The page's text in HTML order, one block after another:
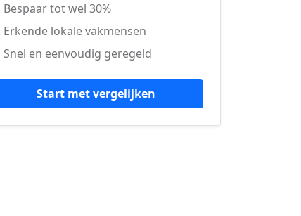
Bespaar tot wel 30%
Erkende lokale vakmensen
Snel en eenvoudig geregeld
Start met vergelijken